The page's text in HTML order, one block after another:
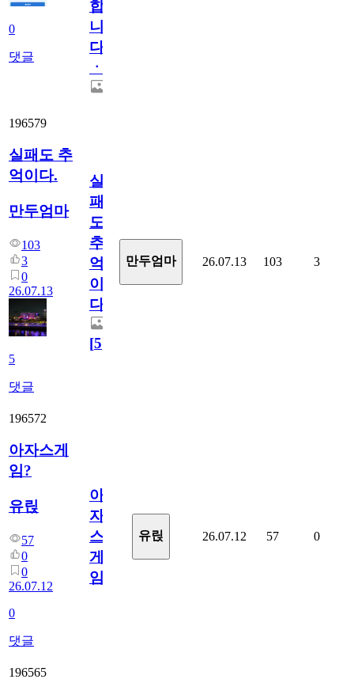
0
댓글
합
니
다
ㆍ
196579
실패도 추
억이다.
만두엄마
103
3
0
26.07.13
5
댓글
실
패
도
추
억
이
다.
[5]
만두엄마 26.07.13 103 3
196572
아자스게
임?
유릱
57
0
0
26.07.12
0
댓글
아
자
스
게
임?
유릱 26.07.12 57 0
196565